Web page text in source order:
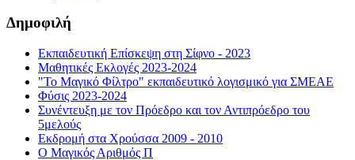
Δημοφιλή
Εκπαιδευτική Επίσκεψη στη Σίφνο - 2023
Μαθητικές Εκλογές 2023-2024
"Το Μαγικό Φίλτρο" εκπαιδευτικό λογισμικό για ΣΜΕΑΕ
Φύσις 2023-2024
Συνέντευξη με τον Πρόεδρο και τον Αντιπρόεδρο του
5μελούς
Εκδρομή στα Χρούσσα 2009 - 2010
Ο Μαγικός Αριθμός Π